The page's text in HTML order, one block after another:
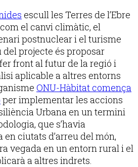
escull les Terres de l’Ebre
el canvi climàtic, el
postnuclear i el turisme
del projecte és proposar
front al futur de la regió i
aplicable a altres entorns
ONU-Hàbitat comença
per implementar les accions
Urbana en un termini
que s’havia
ciutats d’arreu del món,
vegada en un entorn rural i el
a altres indrets.